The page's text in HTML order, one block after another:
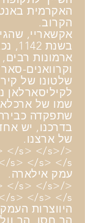
האקרמית
הקרוב.
אקשאריי,
ארמונות רבים,
וקרוואנים-
לקיליסארלאן
שמו של
שתפקדה
בדרכנו, יש
של ארצנו.
</s> </s>
s> </s> </s>
עמק אילארה.
</s> </s>
s> </s> </s>
היווצרות